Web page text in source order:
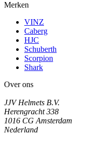
Merken
VINZ
Caberg
HJC
Schuberth
Scorpion
Shark
Over ons
JJV Helmets B.V.
Herengracht 338
1016 CG Amsterdam
Nederland